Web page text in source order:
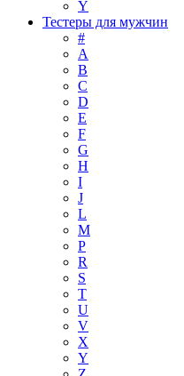
Y
Тестеры для мужчин
#
A
B
C
D
E
F
G
H
I
J
L
M
P
R
S
T
U
V
X
Y